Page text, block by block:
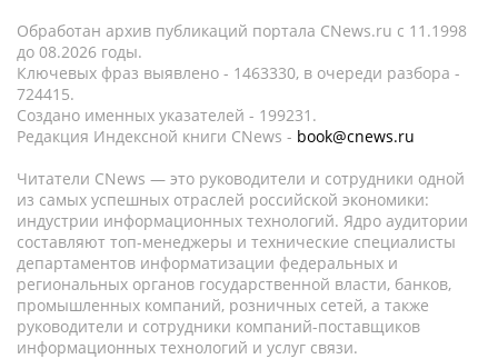
Обработан архив публикаций портала CNews.ru c 11.1998
до 08.2026 годы.
Ключевых фраз выявлено - 1463330, в очереди разбора -
724415.
Создано именных указателей - 199231.
Редакция Индексной книги CNews - book@cnews.ru
Читатели CNews — это руководители и сотрудники одной
из самых успешных отраслей российской экономики:
индустрии информационных технологий. Ядро аудитории
составляют топ-менеджеры и технические специалисты
департаментов информатизации федеральных и
региональных органов государственной власти, банков,
промышленных компаний, розничных сетей, а также
руководители и сотрудники компаний-поставщиков
информационных технологий и услуг связи.